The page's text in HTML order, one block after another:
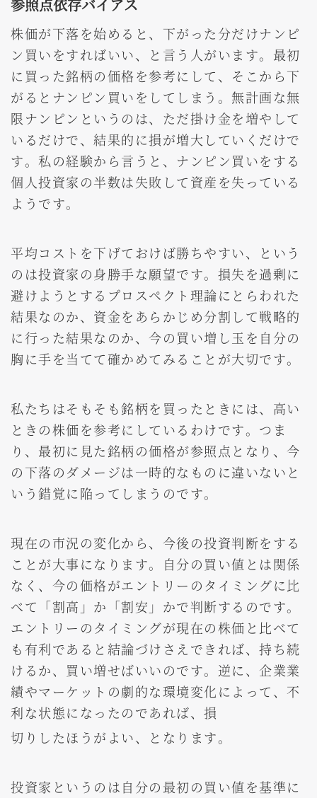
参照点依存バイアス
株価が下落を始めると、下がった分だけナンピ
ン買いをすればいい、と言う人がいます。最初
に買った銘柄の価格を参考にして、そこから下
がるとナンピン買いをしてしまう。無計画な無
限ナンピンというのは、ただ掛け金を増やして
いるだけで、結果的に損が増大していくだけで
す。私の経験から言うと、ナンピン買いをする
個人投資家の半数は失敗して資産を失っている
ようです。
平均コストを下げておけば勝ちやすい、という
のは投資家の身勝手な願望です。損失を過剰に
避けようとするプロスペクト理論にとらわれた
結果なのか、資金をあらかじめ分割して戦略的
に行った結果なのか、今の買い増し玉を自分の
胸に手を当てて確かめてみることが大切です。
私たちはそもそも銘柄を買ったときには、高い
ときの株価を参考にしているわけです。つま
り、最初に見た銘柄の価格が参照点となり、今
の下落のダメージは一時的なものに違いないと
いう錯覚に陥ってしまうのです。
現在の市況の変化から、今後の投資判断をする
ことが大事になります。自分の買い値とは関係
なく、今の価格がエントリーのタイミングに比
べて「割高」か「割安」かで判断するのです。
エントリーのタイミングが現在の株価と比べて
も有利であると結論づけさえできれば、持ち続
けるか、買い増せばいいのです。逆に、企業業
績やマーケットの劇的な環境変化によって、不
利な状態になったのであれば、損
切りしたほうがよい、となります。
投資家というのは自分の最初の買い値を基準に